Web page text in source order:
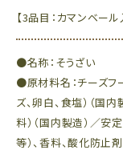
【3品目：カマンベー
●名称：そうざい
●原材料名：チーズフ
ズ、卵白、食塩）（国
料）（国内製造）／安
等）、香料、酸化防止